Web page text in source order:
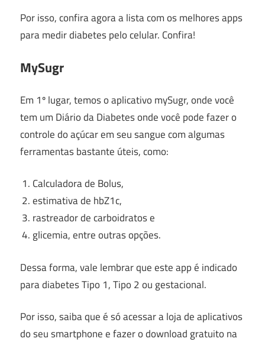
Por isso, confira agora a lista com os melhores apps
para medir diabetes pelo celular. Confira!
MySugr
Em 1º lugar, temos o aplicativo mySugr, onde você
tem um Diário da Diabetes onde você pode fazer o
controle do açúcar em seu sangue com algumas
ferramentas bastante úteis, como:
Calculadora de Bolus,
estimativa de hbZ1c,
rastreador de carboidratos e
glicemia, entre outras opções.
Dessa forma, vale lembrar que este app é indicado
para diabetes Tipo 1, Tipo 2 ou gestacional.
Por isso, saiba que é só acessar a loja de aplicativos
do seu smartphone e fazer o download gratuito na